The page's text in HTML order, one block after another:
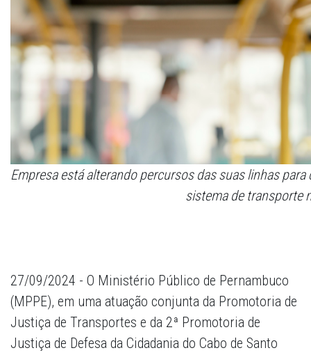
Empresa está alterando percursos das suas linhas
sistema de transporte
27/09/2024 - O Ministério Público de Pernambuco
(MPPE), em uma atuação conjunta da Promotoria de
Justiça de Transportes e da 2ª Promotoria de
Justiça de Defesa da Cidadania do Cabo de Santo